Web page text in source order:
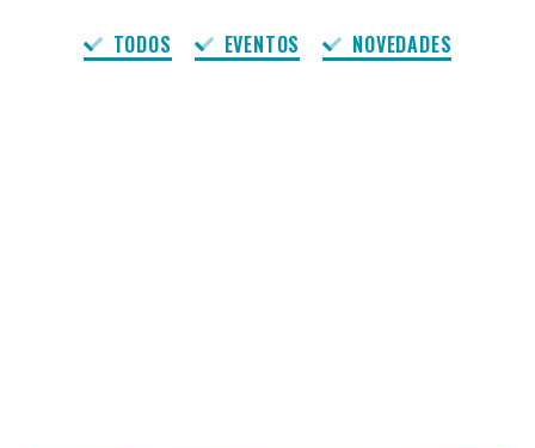
TODOS EVENTOS NOVEDADES